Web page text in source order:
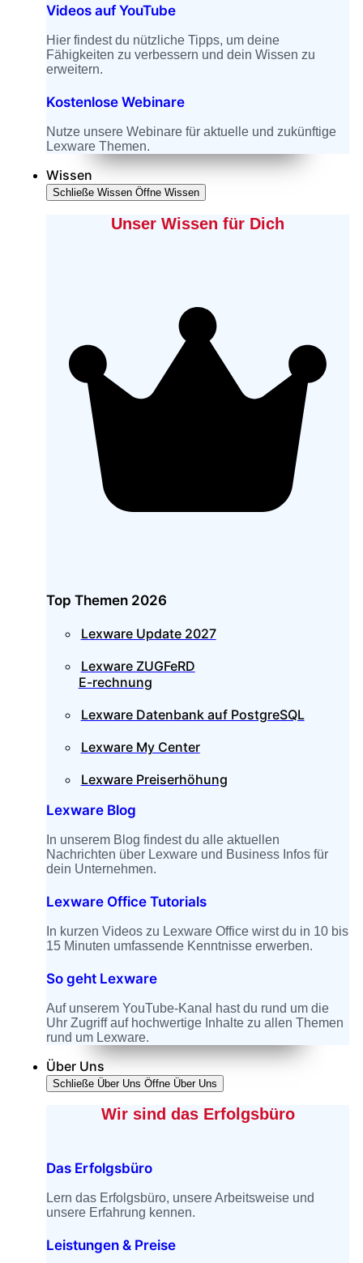
Videos auf YouTube
Hier findest du nützliche Tipps, um deine
Fähigkeiten zu verbessern und dein Wissen zu
erweitern.
Kostenlose Webinare
Nutze unsere Webinare für aktuelle und zukünftige
Lexware Themen.
Wissen
Schließe Wissen Öffne Wissen
Unser Wissen für Dich
Top Themen 2026
Lexware Update 2027
Lexware ZUGFeRD
E-rechnung
Lexware Datenbank auf PostgreSQL
Lexware My Center
Lexware Preiserhöhung
Lexware Blog
In unserem Blog findest du alle aktuellen
Nachrichten über Lexware und Business Infos für
dein Unternehmen.
Lexware Office Tutorials
In kurzen Videos zu Lexware Office wirst du in 10 bis
15 Minuten umfassende Kenntnisse erwerben.
So geht Lexware
Auf unserem YouTube-Kanal hast du rund um die
Uhr Zugriff auf hochwertige Inhalte zu allen Themen
rund um Lexware.
Über Uns
Schließe Über Uns Öffne Über Uns
Wir sind das Erfolgsbüro
Das Erfolgsbüro
Lern das Erfolgsbüro, unsere Arbeitsweise und
unsere Erfahrung kennen.
Leistungen & Preise